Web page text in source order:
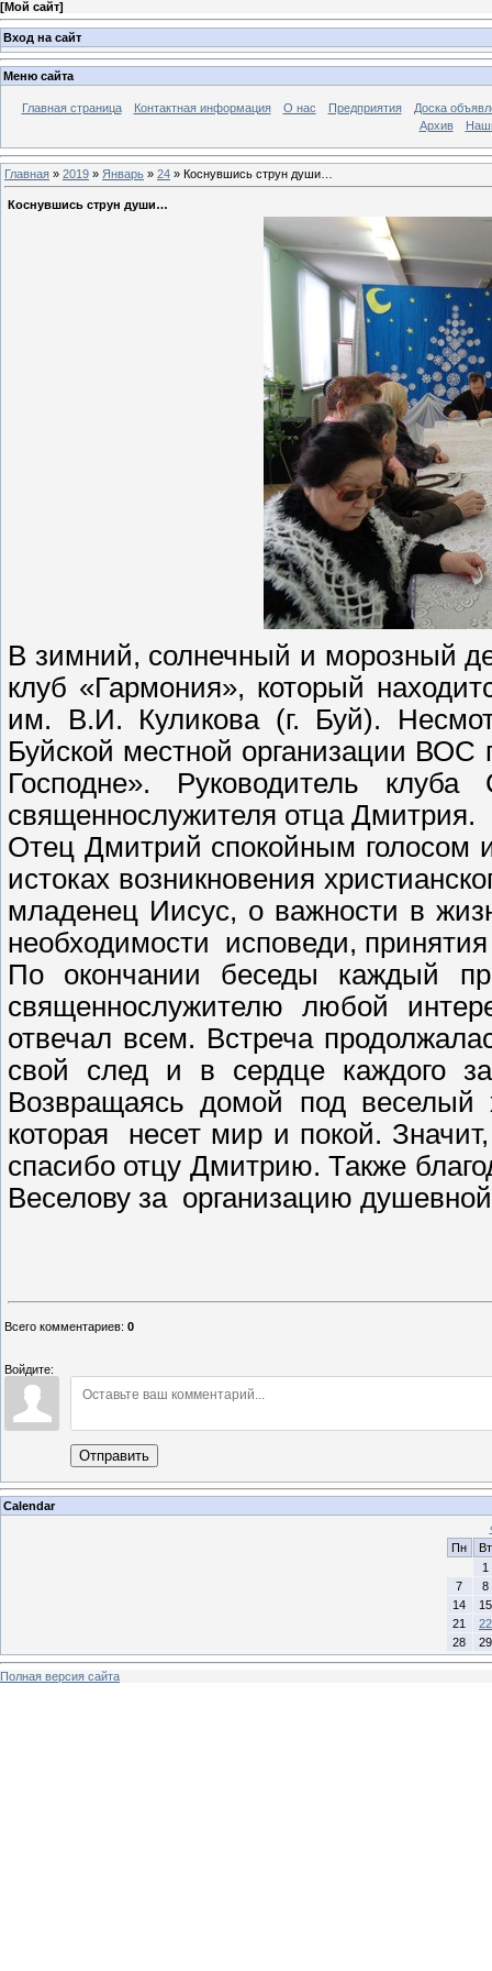
[Мой сайт]
Вход на сайт
Меню сайта
Главная страница Контактная информация О нас Предприятия
Доска
Архив
Главная » 2019 » Январь » 24 » Коснувшись струн души…
Коснувшись струн души…
В зимний, солнечный и морозный
клуб «Гармония», который
им. В.И. Куликова (г. Буй).
Буйской местной организации
Господне». Руководитель
священнослужителя отца Дмитрия.
Отец Дмитрий спокойным голосом
истоках возникновения
младенец Иисус, о важности в
необходимости исповеди,
По окончании беседы каждый
священнослужителю любой
отвечал всем. Встреча
свой след и в сердце каждого
Возвращаясь домой под веселый
которая несет мир и покой.
спасибо отцу Дмитрию. Также
Веселову за организацию
Всего комментариев: 0
Войдите:
Отправить
Calendar
Пн
Вт
1
7
8
14
15
21
22
28
29
Полная версия сайта